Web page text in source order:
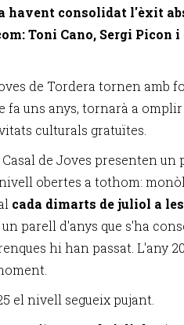
havent consolidat l'èxit
Toni Cano, Sergi Picon i
de Tordera tornen amb
fa uns anys, tornarà a
culturals gratuïtes.
de Joves presenten un
obertes a tothom:
cada dimarts de juliol a
parell d'anys que s'ha
hi han passat. L'any
el nivell segueix pujant.